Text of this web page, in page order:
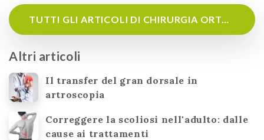
TUTTI GLI ARTICOLI DI CHIRURGIA ORTOPEDICA
Altri articoli
Il transfer del gran dorsale in
artroscopia
Correggere la scoliosi nell'adulto: dalle
cause ai trattamenti